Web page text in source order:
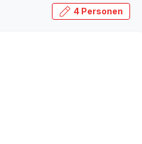
4 Personen